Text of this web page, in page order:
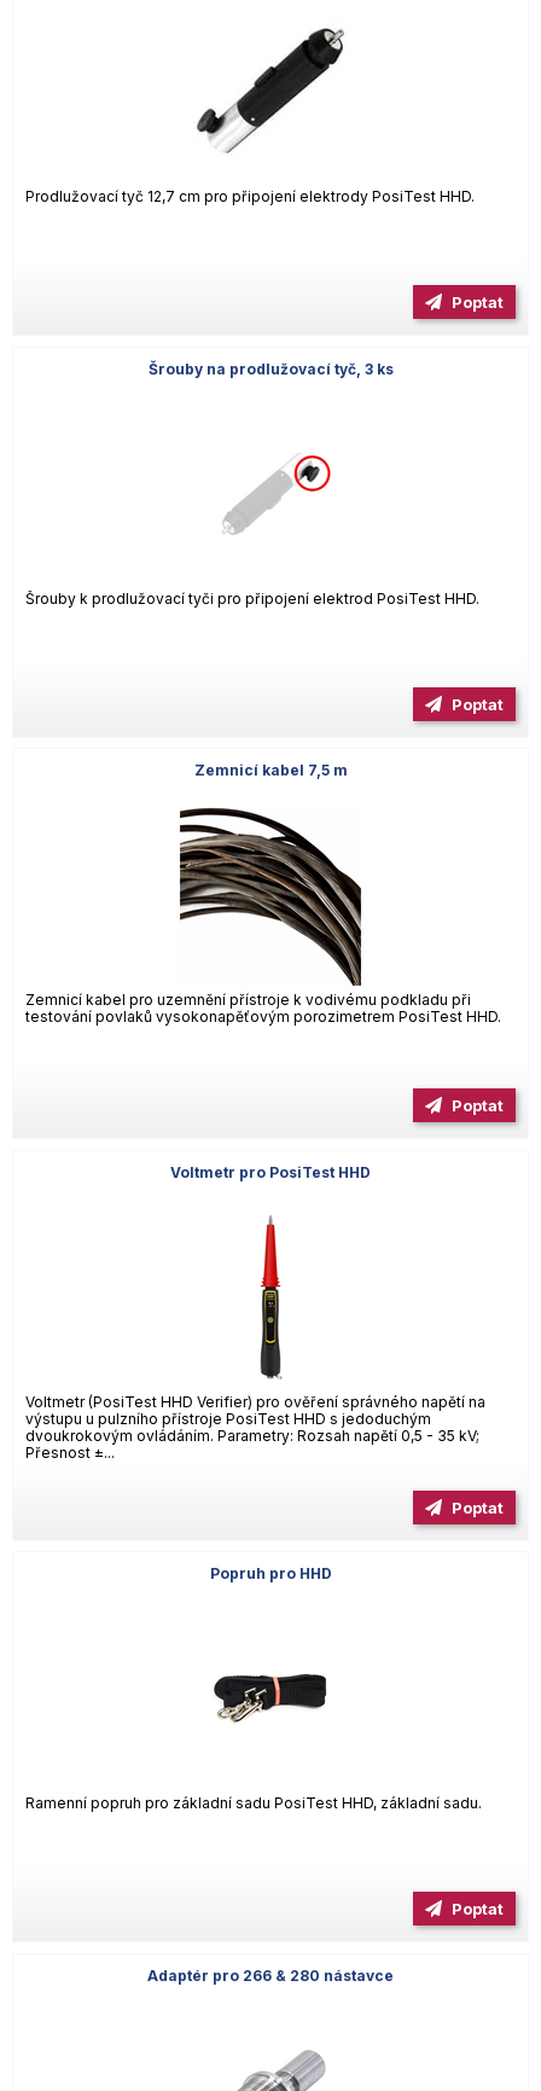
Prodlužovací tyč 12,7 cm pro připojení elektrody PosiTest HHD.
Poptat
Šrouby na prodlužovací tyč, 3 ks
Šrouby k prodlužovací tyči pro připojení elektrod PosiTest HHD.
Poptat
Zemnicí kabel 7,5 m
Zemnicí kabel pro uzemnění přístroje k vodivému podkladu při
testování povlaků vysokonapěťovým porozimetrem PosiTest HHD.
Poptat
Voltmetr pro PosiTest HHD
Voltmetr (PosiTest HHD Verifier) pro ověření správného napětí na
výstupu u pulzního přístroje PosiTest HHD s jedoduchým
dvoukrokovým ovládáním. Parametry: Rozsah napětí 0,5 - 35 kV;
Přesnost ±...
Poptat
Popruh pro HHD
Ramenní popruh pro základní sadu PosiTest HHD, základní sadu.
Poptat
Adaptér pro 266 & 280 nástavce